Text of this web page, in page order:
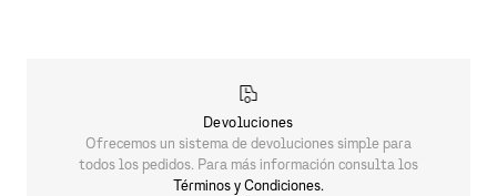
Devoluciones
Ofrecemos un sistema de devoluciones simple para
todos los pedidos. Para más información consulta los
Términos y Condiciones.